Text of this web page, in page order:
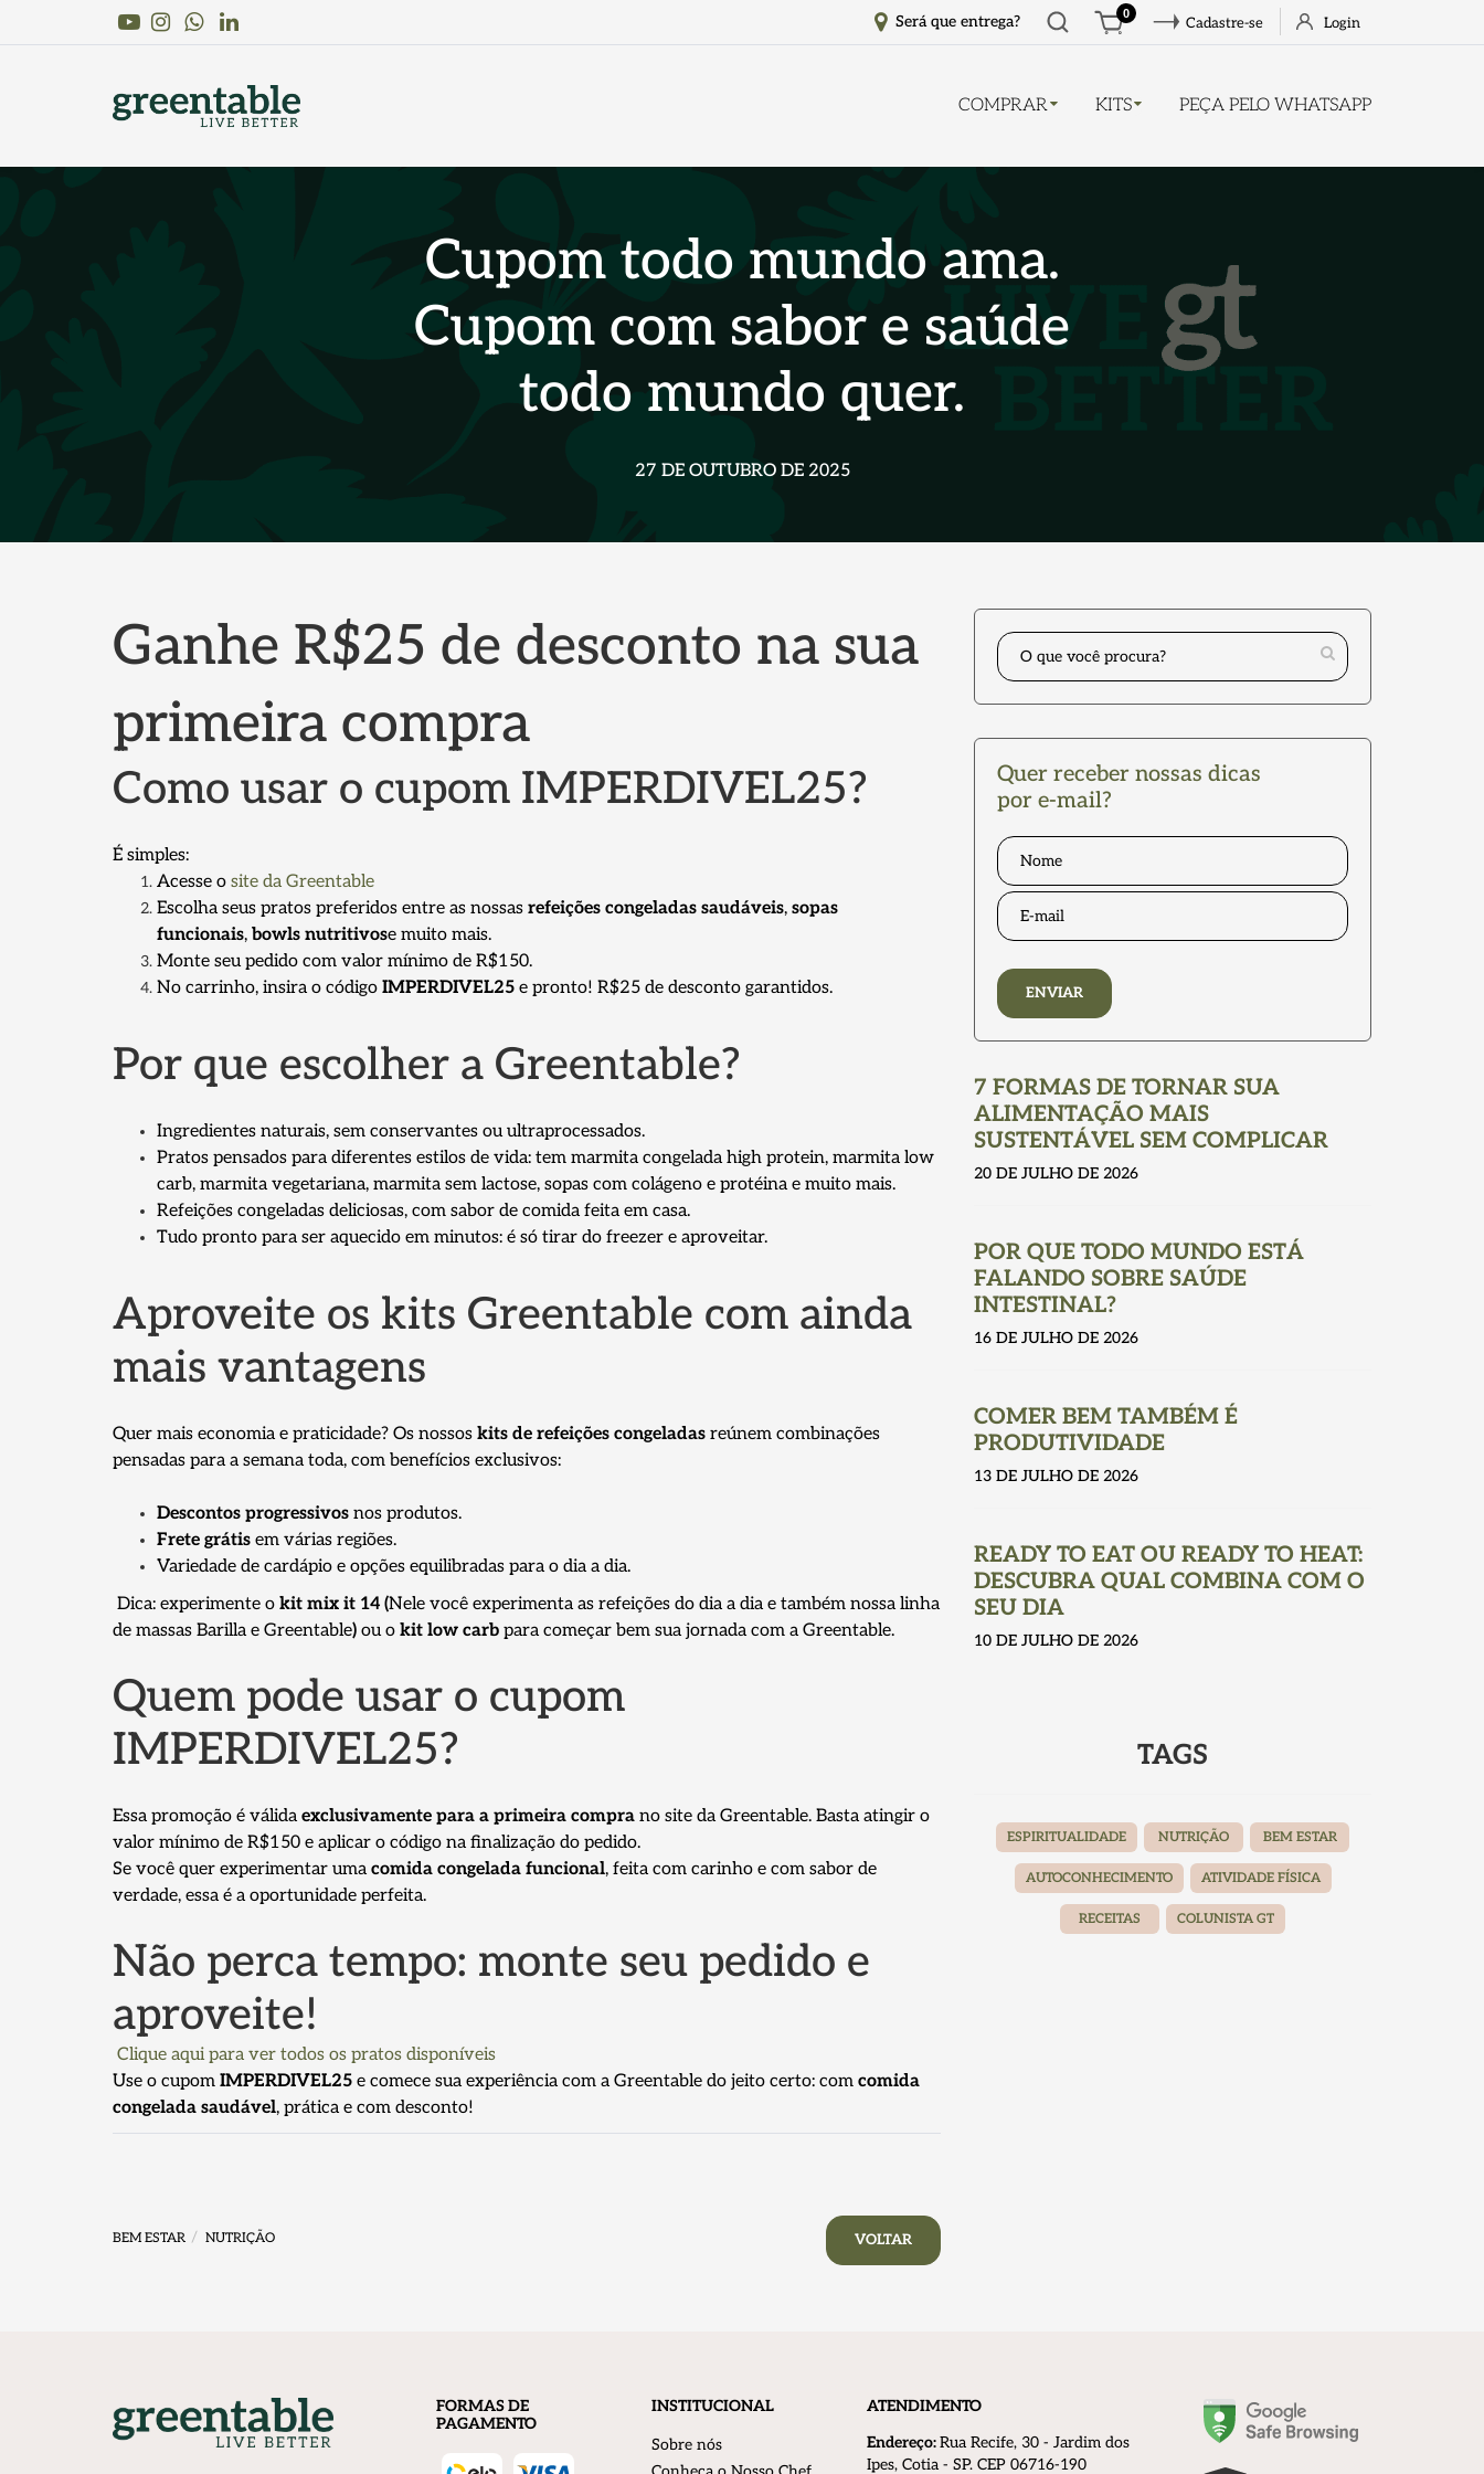
YoutubeInstagramWhatsApp
Linkedin Será que entrega?
Abrir
busca
0
Cadastre-se Login
COMPRAR KITS PEÇA PELO WHATSAPP
Cupom todo mundo ama.
Cupom com sabor e saúde
todo mundo quer.
27 DE OUTUBRO DE 2025
Quer receber nossas dicas
por e-mail?
ENVIAR
7 FORMAS DE TORNAR SUA
ALIMENTAÇÃO MAIS
SUSTENTÁVEL SEM COMPLICAR
20 DE JULHO DE 2026
POR QUE TODO MUNDO ESTÁ
FALANDO SOBRE SAÚDE
INTESTINAL?
16 DE JULHO DE 2026
COMER BEM TAMBÉM É
PRODUTIVIDADE
13 DE JULHO DE 2026
READY TO EAT OU READY TO HEAT:
DESCUBRA QUAL COMBINA COM O
SEU DIA
10 DE JULHO DE 2026
TAGS
ESPIRITUALIDADE NUTRIÇÃO BEM ESTAR
AUTOCONHECIMENTO ATIVIDADE FÍSICA
RECEITAS COLUNISTA GT
Ganhe R$25 de desconto na sua
primeira compra
Como usar o cupom IMPERDIVEL25?
É simples:
Acesse o site da Greentable
Escolha seus pratos preferidos entre as nossas refeições congeladas saudáveis, sopas
funcionais, bowls nutritivose muito mais.
Monte seu pedido com valor mínimo de R$150.
No carrinho, insira o código IMPERDIVEL25 e pronto! R$25 de desconto garantidos.
Por que escolher a Greentable?
Ingredientes naturais, sem conservantes ou ultraprocessados.
Pratos pensados para diferentes estilos de vida: tem marmita congelada high protein, marmita low
carb, marmita vegetariana, marmita sem lactose, sopas com colágeno e protéina e muito mais.
Refeições congeladas deliciosas, com sabor de comida feita em casa.
Tudo pronto para ser aquecido em minutos: é só tirar do freezer e aproveitar.
Aproveite os kits Greentable com ainda
mais vantagens
Quer mais economia e praticidade? Os nossos kits de refeições congeladas reúnem combinações
pensadas para a semana toda, com benefícios exclusivos:
Descontos progressivos nos produtos.
Frete grátis em várias regiões.
Variedade de cardápio e opções equilibradas para o dia a dia.
Dica: experimente o kit mix it 14 (Nele você experimenta as refeições do dia a dia e também nossa linha
de massas Barilla e Greentable) ou o kit low carb para começar bem sua jornada com a Greentable.
Quem pode usar o cupom
IMPERDIVEL25?
Essa promoção é válida exclusivamente para a primeira compra no site da Greentable. Basta atingir o
valor mínimo de R$150 e aplicar o código na finalização do pedido.
Se você quer experimentar uma comida congelada funcional, feita com carinho e com sabor de
verdade, essa é a oportunidade perfeita.
Não perca tempo: monte seu pedido e
aproveite!
Clique aqui para ver todos os pratos disponíveis
Use o cupom IMPERDIVEL25 e comece sua experiência com a Greentable do jeito certo: com comida
congelada saudável, prática e com desconto!
BEM ESTAR NUTRIÇÃO VOLTAR
FORMAS DE
PAGAMENTO
INSTITUCIONAL
Sobre nós
ATENDIMENTO
Endereço:Rua Recife, 30 - Jardim dos
Ipes, Cotia - SP. CEP 06716-190